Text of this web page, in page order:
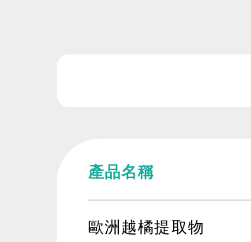
產品名稱
歐洲越橘提取物